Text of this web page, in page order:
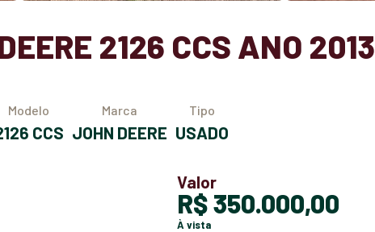
2126 CCS ANO 2013
Modelo
2126 CCS
Marca
JOHN DEERE
Tipo
USADO
Valor
R$ 350.000,00
à vista